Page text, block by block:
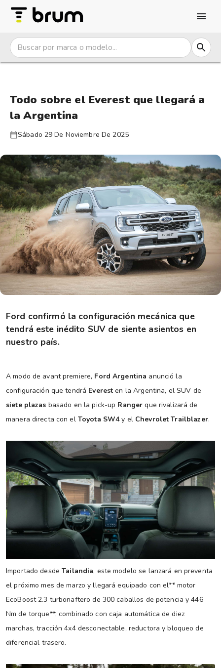
Todo sobre el Everest que llegará a
la Argentina
Sábado 29 De Noviembre De 2025
Ford confirmó la configuración mecánica que
tendrá este inédito SUV de siente asientos en
nuestro país.
A modo de avant premiere, Ford Argentina anunció la
configuración que tendrá Everest en la Argentina, el SUV de
siete plazas basado en la pick-up Ranger que rivalizará de
manera directa con el Toyota SW4y el Chevrolet Trailblazer.
Importado desdeTailandia, este modelo se lanzará en preventa
el próximo mes de marzo y llegará equipado con el** motor
EcoBoost 2.3 turbonaftero de 300 caballos de potencia y 446
Nm de torque**, combinado con caja automática de diez
marchas, tracción 4x4 desconectable, reductora y bloqueo de
diferencial trasero.